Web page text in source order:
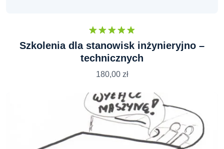
Oceniono
5.00na 5
Szkolenia dla stanowisk inżynieryjno –
technicznych
180,00 zł